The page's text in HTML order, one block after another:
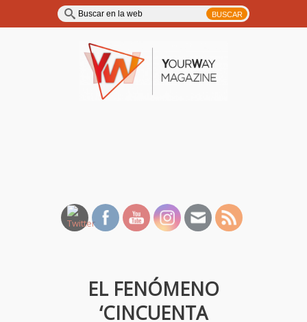
EL FENÓMENO
‘CINCUENTA